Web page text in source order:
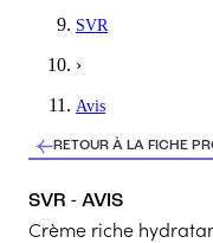
SVR
›
Avis
RETOUR À LA FICHE
SVR - AVIS
Crème riche